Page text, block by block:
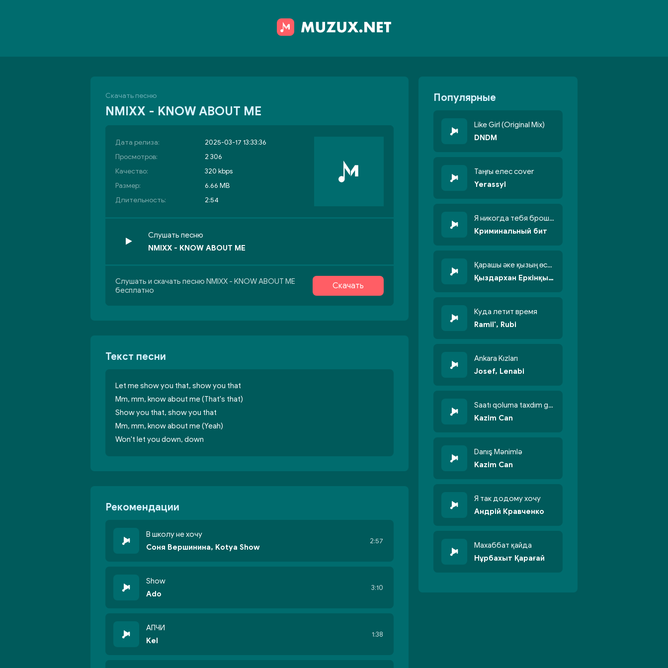
Скачать песню
NMIXX - KNOW ABOUT ME
Дата релиза:
2025-03-17 13:33:36
Просмотров:
2 306
Качество:
320 kbps
Размер:
6.66 MB
Длительность:
2:54
Слушать песню
NMIXX - KNOW ABOUT ME
Слушать и скачать песню NMIXX - KNOW ABOUT ME
бесплатно
Скачать
Текст песни
Let me show you that, show you that
Mm, mm, know about me (That's that)
Show you that, show you that
Mm, mm, know about me (Yeah)
Won't let you down, down
Рекомендации
В школу не хочу
Соня Вершинина, Kotya Show
2:57
Show
Ado
3:10
АПЧИ
Kel
1:38
Популярные
Like Girl (Original Mix)
DNDM
Таңғы елес cover
Yerassyl
Я никогда тебя брошу никогда не кину
Криминальный бит
Қарашы әке қызың өсті бойжеттіп
Қыздархан Еркінқызы
Куда летит время
Ramil', Rubi
Ankara Kızları
Josef, Lenabi
Saatı qoluma taxdım göyün üzünə qalxdım
Kazim Can
Danış Mənimlə
Kazim Can
Я так додому хочу
Андрій Кравченко
Махаббат қайда
Нұрбахыт Қарағай